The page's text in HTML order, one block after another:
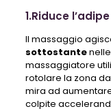
1.Riduce
Il massaggio
sottostantenelle
massaggiatore
rotolare la zona
mira ad
colpite